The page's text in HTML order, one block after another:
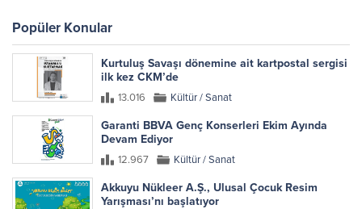
Popüler Konular
Kurtuluş Savaşı dönemine ait kartpostal sergisi
ilk kez CKM’de
13.016 Kültür / Sanat
Garanti BBVA Genç Konserleri Ekim Ayında
Devam Ediyor
12.967 Kültür / Sanat
Akkuyu Nükleer A.Ş., Ulusal Çocuk Resim
Yarışması’nı başlatıyor